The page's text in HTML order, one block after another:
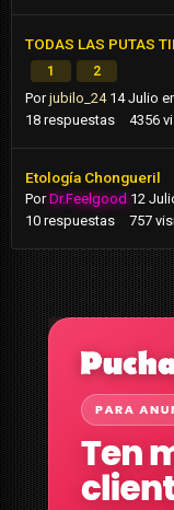
TODAS LAS PUTAS
1 2
Porjubilo_24 14 Julio
18 respuestas 4356
Etología Chongueril
PorDr.Feelgood 12
10 respuestas 757